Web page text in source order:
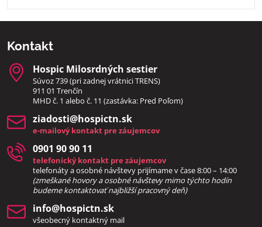
Kontakt
Hospic Milosrdných sestier
Súvoz 739 (pri zadnej vrátnici TRENS)
911 01 Trenčín
MHD č. 1 alebo č. 11 (zastávka: Pred Poľom)
ziadosti​@hospictn​.sk
e-mailový kontakt pre záujemcov
0901 90 90 11
telefonický kontakt pre záujemcov
telefonáty a osobné návštevy prijímame v čase 8:00 – 14:00
(zmeškané hovory a osobné návštevy mimo týchto hodín
budeme kontaktovať najbližší pracovný deň)
info​@hospictn​.sk
všeobecný kontaktný mail